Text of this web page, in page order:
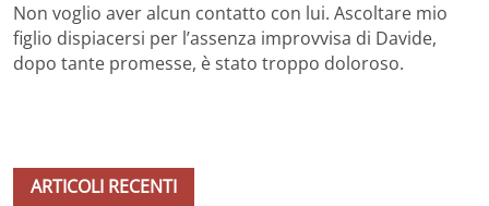
Non voglio aver alcun contatto con lui. Ascoltare mio
figlio dispiacersi per l’assenza improvvisa di Davide,
dopo tante promesse, è stato troppo doloroso.
ARTICOLI RECENTI